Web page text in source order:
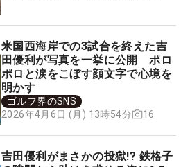
米国西海岸での3試合を終えた吉
田優利が写真を一挙に公開 ポロ
ポロと涙をこぼす顔文字で心境を
明かす
ゴルフ界のSNS
2026年4月6日 (月) 13時54分
16
吉田優利がまさかの投獄!? 鉄格子